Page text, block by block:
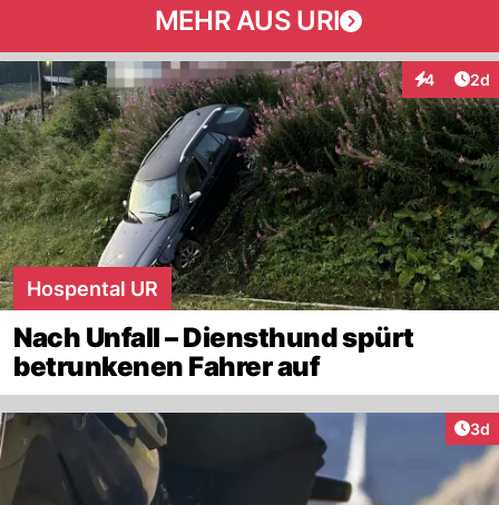
MEHR AUS URI
4 2d
Hospental UR
Nach Unfall – Diensthund spürt
betrunkenen Fahrer auf
3d